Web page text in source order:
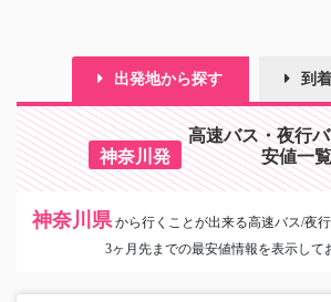
出発地から探す 到
神奈川発
高速バス・夜行
安値一覧
神奈川県 から行くことが出来る高速バス/夜
3ヶ月先までの最安値情報を表示して